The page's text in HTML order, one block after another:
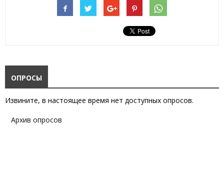
ОПРОСЫ
Извините, в настоящее время нет доступных опросов.
Архив опросов